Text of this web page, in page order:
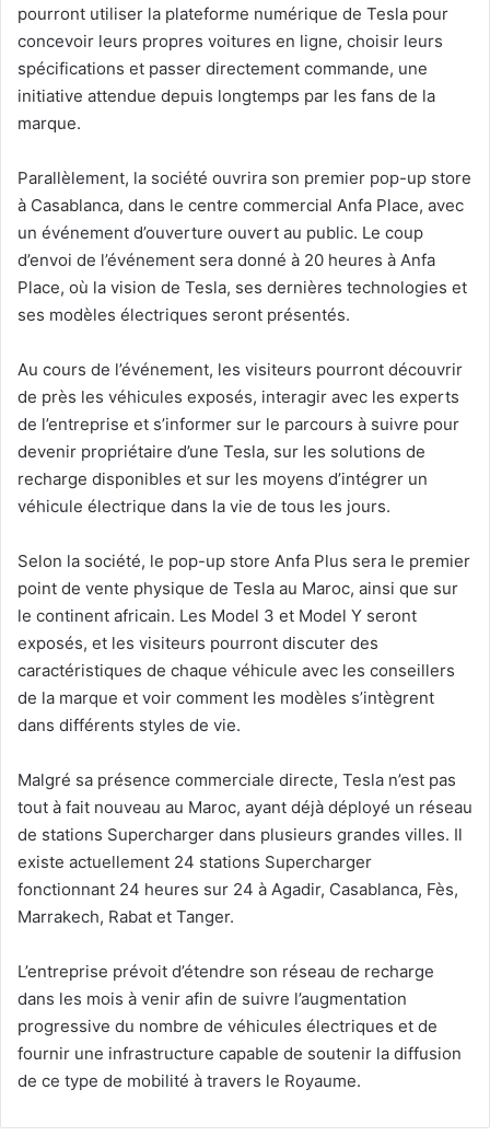
pourront utiliser la plateforme numérique de Tesla pour
concevoir leurs propres voitures en ligne, choisir leurs
spécifications et passer directement commande, une
initiative attendue depuis longtemps par les fans de la
marque.
Parallèlement, la société ouvrira son premier pop-up store
à Casablanca, dans le centre commercial Anfa Place, avec
un événement d’ouverture ouvert au public. Le coup
d’envoi de l’événement sera donné à 20 heures à Anfa
Place, où la vision de Tesla, ses dernières technologies et
ses modèles électriques seront présentés.
Au cours de l’événement, les visiteurs pourront découvrir
de près les véhicules exposés, interagir avec les experts
de l’entreprise et s’informer sur le parcours à suivre pour
devenir propriétaire d’une Tesla, sur les solutions de
recharge disponibles et sur les moyens d’intégrer un
véhicule électrique dans la vie de tous les jours.
Selon la société, le pop-up store Anfa Plus sera le premier
point de vente physique de Tesla au Maroc, ainsi que sur
le continent africain. Les Model 3 et Model Y seront
exposés, et les visiteurs pourront discuter des
caractéristiques de chaque véhicule avec les conseillers
de la marque et voir comment les modèles s’intègrent
dans différents styles de vie.
Malgré sa présence commerciale directe, Tesla n’est pas
tout à fait nouveau au Maroc, ayant déjà déployé un réseau
de stations Supercharger dans plusieurs grandes villes. Il
existe actuellement 24 stations Supercharger
fonctionnant 24 heures sur 24 à Agadir, Casablanca, Fès,
Marrakech, Rabat et Tanger.
L’entreprise prévoit d’étendre son réseau de recharge
dans les mois à venir afin de suivre l’augmentation
progressive du nombre de véhicules électriques et de
fournir une infrastructure capable de soutenir la diffusion
de ce type de mobilité à travers le Royaume.